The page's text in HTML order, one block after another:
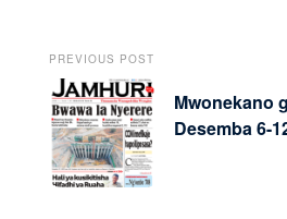
PREVIOUS POST
Mwonekano
Desemba 6-